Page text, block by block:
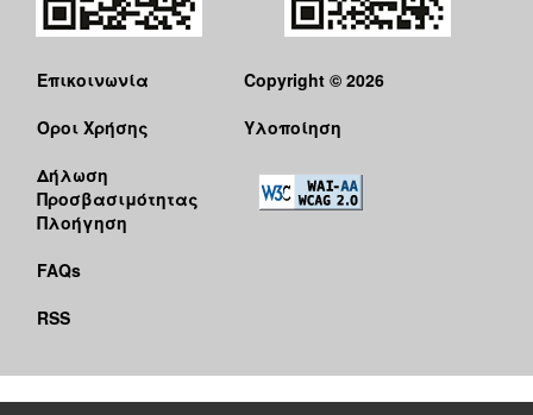
Επικοινωνία
Όροι Χρήσης
Δήλωση
Προσβασιμότητας
Πλοήγηση
FAQs
RSS
Copyright © 2026
Υλοποίηση